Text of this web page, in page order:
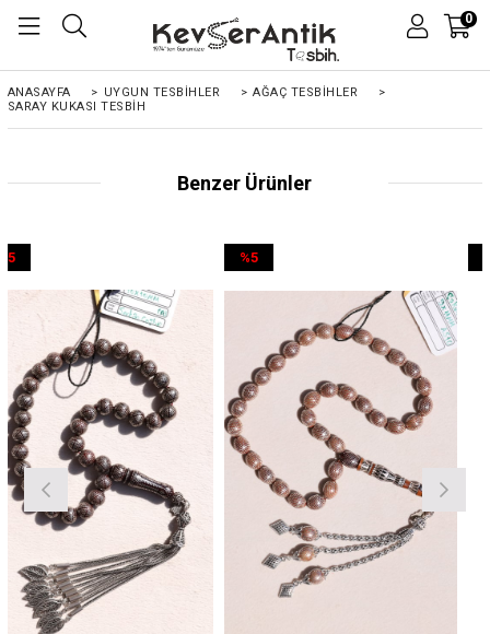
0
ANASAYFA > UYGUN TESBİHLER > AĞAÇ TESBİHLER
>
SARAY KUKASI TESBIH
Benzer Ürünler
%5İndirim
%5İndirim